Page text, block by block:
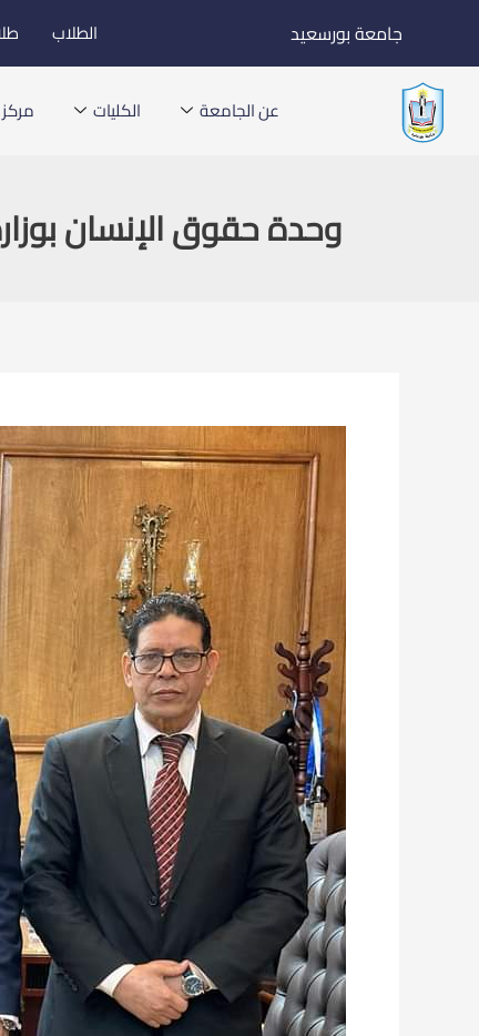
إلى
المحتوى
جامعة بورسعيد الطلاب
عن الجامعة الكليات مركز
وحدة حقوق الإنسان